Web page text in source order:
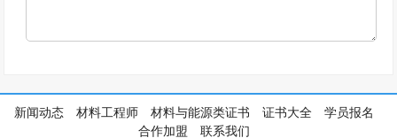
新闻动态 材料工程师 材料与能源类证书 证书大全
学员报名
合作加盟
联系我们